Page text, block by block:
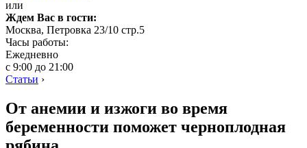
или
Ждем Вас в гости:
Москва, Петровка 23/10 стр.5
Часы работы:
Ежедневно
с 9:00 до 21:00
Статьи ›
От анемии и изжоги во время
беременности поможет черноплодная